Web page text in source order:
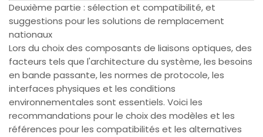
Deuxième partie : sélection et compatibilité, et
suggestions pour les solutions de remplacement
nationaux
Lors du choix des composants de liaisons optiques, des
facteurs tels que l'architecture du système, les besoins
en bande passante, les normes de protocole, les
interfaces physiques et les conditions
environnementales sont essentiels. Voici les
recommandations pour le choix des modèles et les
références pour les compatibilités et les alternatives